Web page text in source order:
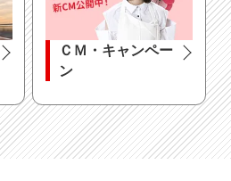
ＣＭ・キャンペー
ン